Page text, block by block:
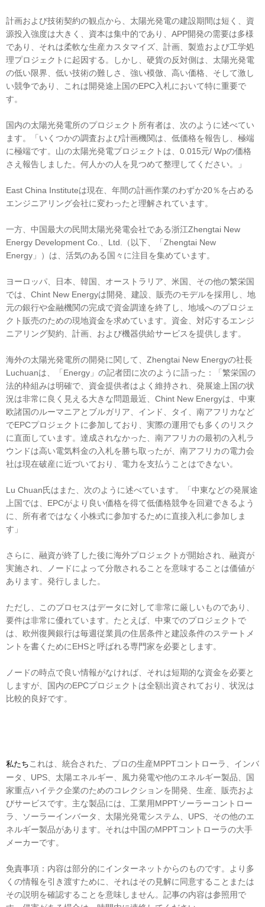
計画および技術契約の観点から、太陽光発電の建設期間は短く、資
源投入強度は大きく、資本は集中的であり、APP開発の需要は多様
であり、それは柔軟な生産カスタマイズ、計画、製造および工学処
理プロジェクトに起因する。しかし、硬貨の反対側は、太陽光発電
の低い限界、低い技術の難しさ、強い模倣、高い価格、そして激し
い競争であり、これは開発途上国のEPC入札において特に重要で
す。
国内の太陽光発電所のプロジェクト所有者は、次のように述べてい
ます。「いくつかの調査および計画機関は、低価格を報告し、極端
に極端です。山の太陽光発電プロジェクトは、0.015元/ Wpの価格
さえ報告しました。何人かの人を見つめて整理してください。」
East China Instituteは現在、年間の計画作業のわずか20％を占める
エンジニアリング会社に変わったと理解されています。
一方、中国最大の民間太陽光発電会社である浙江Zhengtai New
Energy Development Co.、Ltd.（以下、「Zhengtai New
Energy」）は、活気のある国々に注目を集めています。
ヨーロッパ、日本、韓国、オーストラリア、米国、その他の繁栄国
では、Chint New Energyは開発、建設、販売のモデルを採用し、地
元の銀行や金融機関の完成で資金調達を終了し、地域へのプロジェ
クト販売のための現地資金を求めています。資金、対応するエンジ
ニアリング契約、計画、および機器供給サービスを提供します。
海外の太陽光発電所の開発に関して、Zhengtai New Energyの社長
Luchuanは、「Energy」の記者団に次のように語った：「繁栄国の
法的枠組みは明確で、資金提供者はよく維持され、発展途上国の状
況は非常に良く見える大きな問題最近、Chint New Energyは、中東
欧諸国のルーマニアとブルガリア、インド、タイ、南アフリカなど
でEPCプロジェクトに参加しており、実際の運用でも多くのリスク
に直面しています。達成されなかった、南アフリカの最初の入札ラ
ウンドは高い電気料金の入札を勝ち取ったが、南アフリカの電力会
社は現在破産に近づいており、電力を支払うことはできない。
Lu Chuan氏はまた、次のように述べています。「中東などの発展途
上国では、EPCがより良い価格を得て低価格競争を回避できるよう
に、所有者ではなく小株式に参加するために直接入札に参加しま
す」
さらに、融資が終了した後に海外プロジェクトが開始され、融資が
実施され、ノードによって分散されることを意味することは価値が
あります。発行しました。
ただし、このプロセスはデータに対して非常に厳しいものであり、
要件は非常に優れています。たとえば、中東でのプロジェクトで
は、欧州復興銀行は毎週従業員の住居条件と建設条件のステートメ
ントを書くためにEHSと呼ばれる専門家を必要とします。
ノードの時点で良い情報がなければ、それは短期的な資金を必要と
しますが、国内のEPCプロジェクトは全額出資されており、状況は
比較的良好です。
私たち これは、統合された、プロの生産MPPTコントローラ、インバ
ータ、UPS、太陽エネルギー、風力発電や他のエネルギー製品、国
家重点ハイテク企業のためのコレクションを開発、生産、販売およ
びサービスです。主な製品には、工業用MPPTソーラーコントロー
ラ、ソーラーインバータ、太陽光発電システム、UPS、その他のエ
ネルギー製品があります。それは中国のMPPTコントローラの大手
メーカーです。
免責事項：内容は部分的にインターネットからのものです。より多
くの情報を引き渡すために、それはその見解に同意することまたは
その説明を確認することを意味しません。記事の内容は参照用で